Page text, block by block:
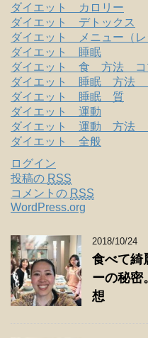
ダイエット カロリー
ダイエット デトックス
ダイエット メニュー（レ
ダイエット 睡眠
ダイエット 食 方法 コ
ダイエット 睡眠 方法
ダイエット 睡眠 質
ダイエット 運動
ダイエット 運動 方法
ダイエット 全般
ログイン
投稿の RSS
コメントの RSS
WordPress.org
2018/10/24
食べて綺
ーの秘密
想